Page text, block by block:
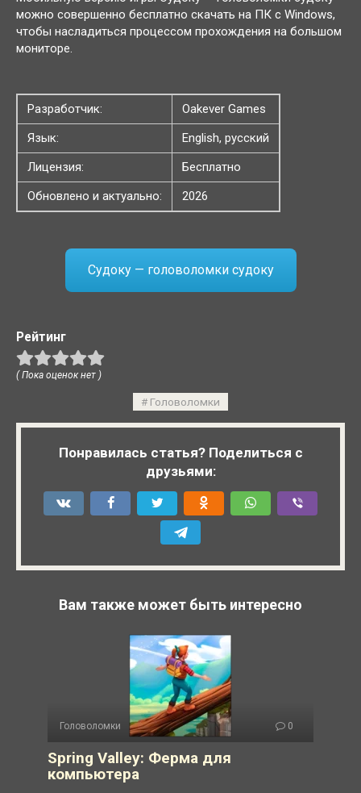
можно совершенно бесплатно скачать на ПК с Windows,
чтобы насладиться процессом прохождения на большом
мониторе.
Разработчик:
Oakever Games
Язык:
English, русский
Лицензия:
Бесплатно
Обновлено и актуально:
2026
Судоку — головоломки судоку
Рейтинг
( Пока оценок нет )
Головоломки
Понравилась статья? Поделиться с
друзьями:
Вам также может быть интересно
Головоломки 0
Spring Valley: Ферма для
компьютера